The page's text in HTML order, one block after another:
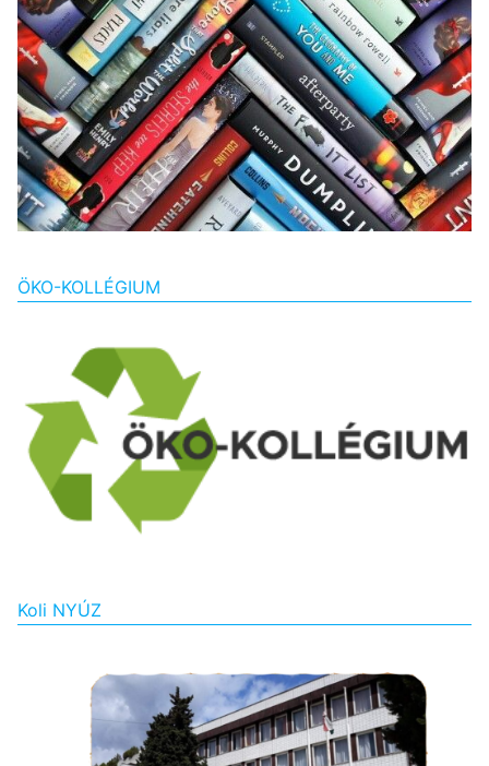
ÖKO-KOLLÉGIUM
Koli NYÚZ